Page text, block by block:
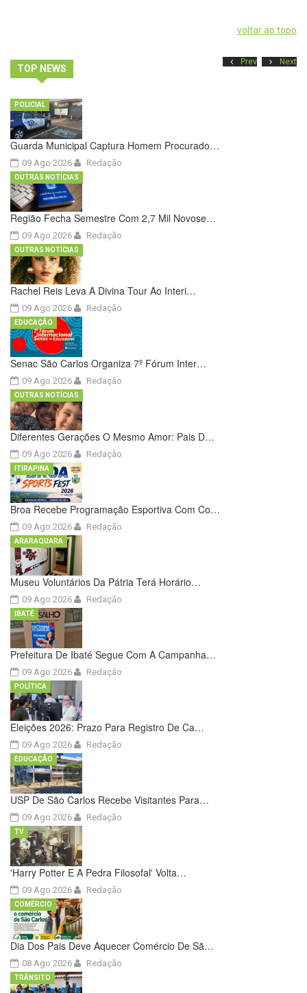
voltar ao topo
TOP NEWS
Prev Next
Guarda Municipal Captura Homem Procurado…
09 Ago 2026
POLICIAL
Redação
Região Fecha Semestre Com 2,7 Mil Novose…
09 Ago 2026
OUTRAS NOTÍCIAS
Redação
Rachel Reis Leva A Divina Tour Ao Interi…
09 Ago 2026
OUTRAS NOTÍCIAS
Redação
Senac São Carlos Organiza 7º Fórum Inter…
09 Ago 2026
EDUCAÇÃO
Redação
Diferentes Gerações O Mesmo Amor: Pais D…
09 Ago 2026
OUTRAS NOTÍCIAS
Redação
Broa Recebe Programação Esportiva Com Co…
09 Ago 2026
ITIRAPINA
Redação
Museu Voluntários Da Pátria Terá Horário…
09 Ago 2026
ARARAQUARA
Redação
Prefeitura De Ibaté Segue Com A Campanha…
09 Ago 2026
IBATÉ
Redação
Eleições 2026: Prazo Para Registro De Ca…
09 Ago 2026
POLÍTICA
Redação
USP De São Carlos Recebe Visitantes Para…
09 Ago 2026
EDUCAÇÃO
Redação
'Harry Potter E A Pedra Filosofal' Volta…
09 Ago 2026
TV
Redação
Dia Dos Pais Deve Aquecer Comércio De Sã…
08 Ago 2026
COMÉRCIO
Redação
TRÂNSITO